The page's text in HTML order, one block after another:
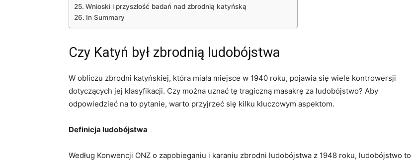
Wnioski i przyszłość⁢ badań nad zbrodnią katyńską
In Summary
Czy Katyń był zbrodnią ludobójstwa
W obliczu zbrodni katyńskiej,‍ która miała miejsce w 1940 roku, pojawia ​się wiele kontrowersji
dotyczących jej klasyfikacji. Czy można⁢ uznać tę ⁤tragiczną⁤ masakrę ​za ludobójstwo? Aby
odpowiedzieć na to pytanie, warto przyjrzeć ⁤się ⁢kilku kluczowym aspektom.
Definicja ludobójstwa
Według Konwencji ONZ⁤ o zapobieganiu i karaniu zbrodni ludobójstwa z 1948 roku, ⁣ludobójstwo to